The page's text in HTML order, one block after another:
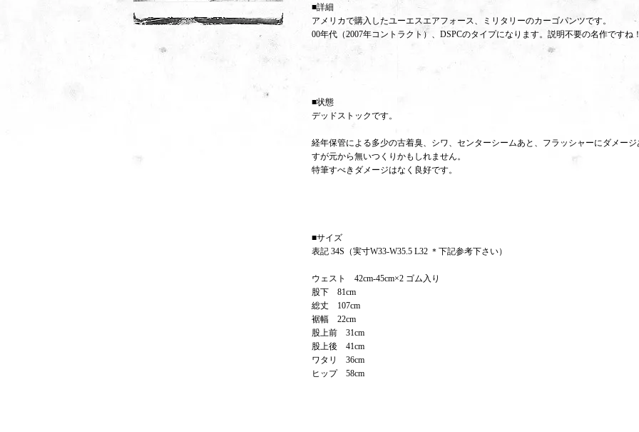
■詳細
アメリカで購入したユーエスエアフォース、ミリタリーのカーゴパンツです。
00年代（2007年コントラクト）、DSPCのタイプになります。説明不要の名作ですね
■状態
デッドストックです。
経年保管による多少の古着臭、シワ、センターシームあと、フラッシャーにダメー
すが元から無いつくりかもしれません。
特筆すべきダメージはなく良好です。
■サイズ
表記 34S（実寸W33-W35.5 L32 ＊下記参考下さい）
ウェスト 42cm-45cm×2 ゴム入り
股下 81cm
総丈 107cm
裾幅 22cm
股上前 31cm
股上後 41cm
ワタリ 36cm
ヒップ 58cm